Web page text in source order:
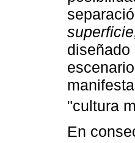
diseñado
"cultura
En